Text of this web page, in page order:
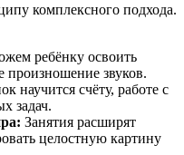
комплексного подхода.
ребёнку освоить
произношение звуков.
научится счёту, работе с
задач.
Занятия расширят
целостную картину